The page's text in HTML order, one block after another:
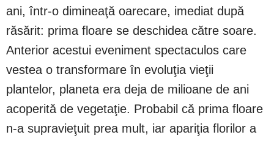
ani, într-o dimineaţă oarecare, imediat după
răsărit: prima floare se deschidea către soare.
Anterior acestui eveniment spectaculos care
vestea o transformare în evoluţia vieţii
plantelor, planeta era deja de milioane de ani
acoperită de vegetaţie. Probabil că prima floare
n-a supravieţuit prea mult, iar apariţia florilor a